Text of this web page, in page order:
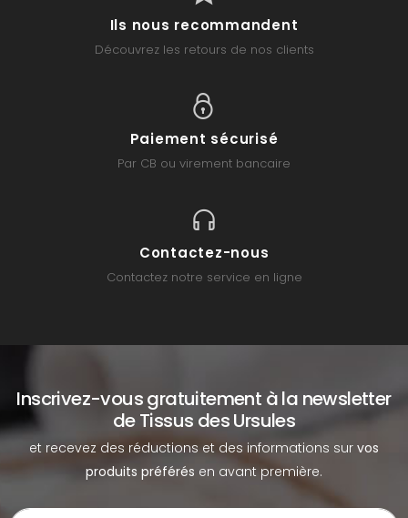
Ils nous recommandent
Découvrez les retours de nos clients
Paiement sécurisé
Par CB ou virement bancaire
Contactez-nous
Contactez notre service en ligne
Inscrivez-vous gratuitement à la newsletter
de Tissus des Ursules
et recevez des réductions et des informations sur vos
produits préférés en avant première.